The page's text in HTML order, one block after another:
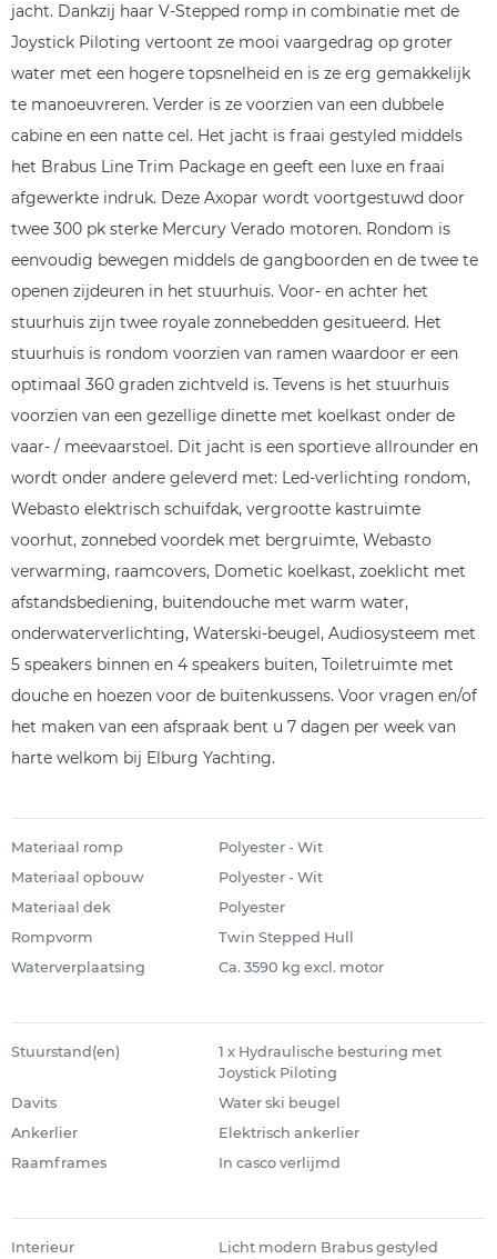
jacht. Dankzij haar V-Stepped romp in combinatie met de
Joystick Piloting vertoont ze mooi vaargedrag op groter
water met een hogere topsnelheid en is ze erg gemakkelijk
te manoeuvreren. Verder is ze voorzien van een dubbele
cabine en een natte cel. Het jacht is fraai gestyled middels
het Brabus Line Trim Package en geeft een luxe en fraai
afgewerkte indruk. Deze Axopar wordt voortgestuwd door
twee 300 pk sterke Mercury Verado motoren. Rondom is
eenvoudig bewegen middels de gangboorden en de twee te
openen zijdeuren in het stuurhuis. Voor- en achter het
stuurhuis zijn twee royale zonnebedden gesitueerd. Het
stuurhuis is rondom voorzien van ramen waardoor er een
optimaal 360 graden zichtveld is. Tevens is het stuurhuis
voorzien van een gezellige dinette met koelkast onder de
vaar- / meevaarstoel. Dit jacht is een sportieve allrounder en
wordt onder andere geleverd met: Led-verlichting rondom,
Webasto elektrisch schuifdak, vergrootte kastruimte
voorhut, zonnebed voordek met bergruimte, Webasto
verwarming, raamcovers, Dometic koelkast, zoeklicht met
afstandsbediening, buitendouche met warm water,
onderwaterverlichting, Waterski-beugel, Audiosysteem met
5 speakers binnen en 4 speakers buiten, Toiletruimte met
douche en hoezen voor de buitenkussens. Voor vragen en/of
het maken van een afspraak bent u 7 dagen per week van
harte welkom bij Elburg Yachting.
Materiaal romp
Polyester - Wit
Materiaal opbouw
Polyester - Wit
Materiaal dek
Polyester
Rompvorm
Twin Stepped Hull
Waterverplaatsing
Ca. 3590 kg excl. motor
Stuurstand(en)
1 x Hydraulische besturing met
Joystick Piloting
Davits
Water ski beugel
Ankerlier
Elektrisch ankerlier
Raamframes
In casco verlijmd
Interieur
Licht modern Brabus gestyled